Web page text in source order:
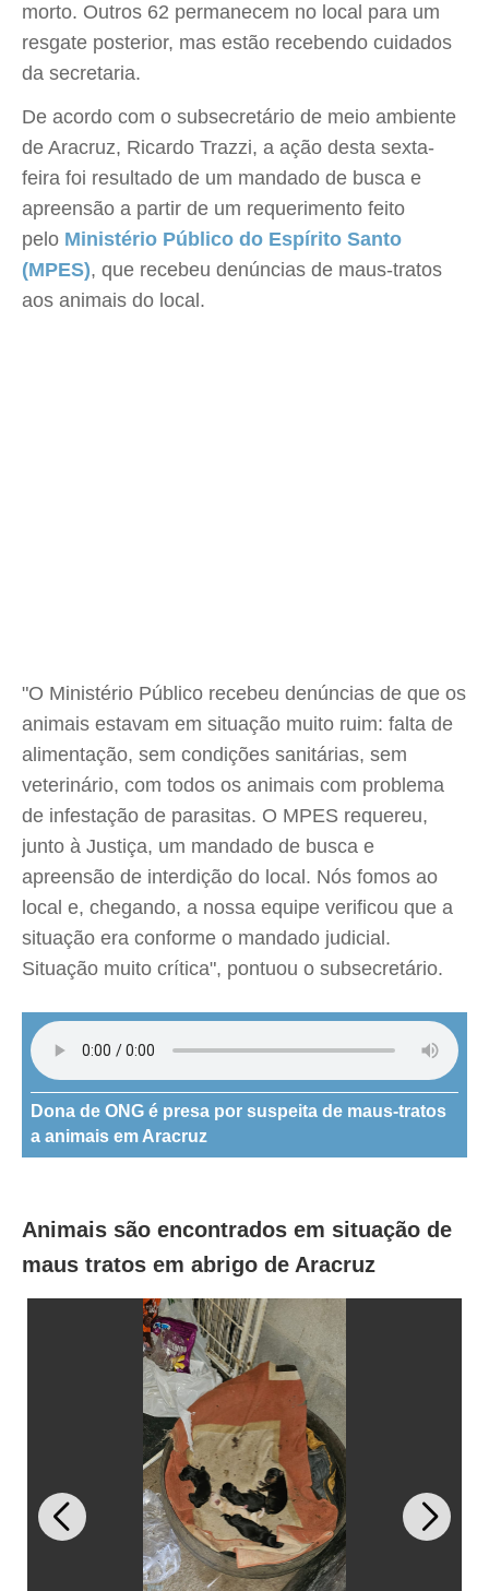
morto. Outros 62 permanecem no local para um
resgate posterior, mas estão recebendo cuidados
da secretaria.
De acordo com o subsecretário de meio ambiente
de Aracruz, Ricardo Trazzi, a ação desta sexta-
feira foi resultado de um mandado de busca e
apreensão a partir de um requerimento feito
pelo Ministério Público do Espírito Santo
(MPES), que recebeu denúncias de maus-tratos
aos animais do local.
"O Ministério Público recebeu denúncias de que os
animais estavam em situação muito ruim: falta de
alimentação, sem condições sanitárias, sem
veterinário, com todos os animais com problema
de infestação de parasitas. O MPES requereu,
junto à Justiça, um mandado de busca e
apreensão de interdição do local. Nós fomos ao
local e, chegando, a nossa equipe verificou que a
situação era conforme o mandado judicial.
Situação muito crítica", pontuou o subsecretário.
Dona de ONG é presa por suspeita de maus-tratos
a animais em Aracruz
Animais são encontrados em situação de
maus tratos em abrigo de Aracruz